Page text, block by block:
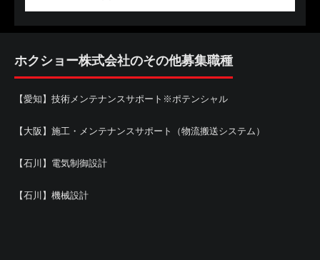
ホクショー株式会社のその他募集職種
【愛知】技術メンテナンスサポート※ポテンシャル
【大阪】施工・メンテナンスサポート（物流搬送システム）
【石川】電気制御設計
【石川】機械設計